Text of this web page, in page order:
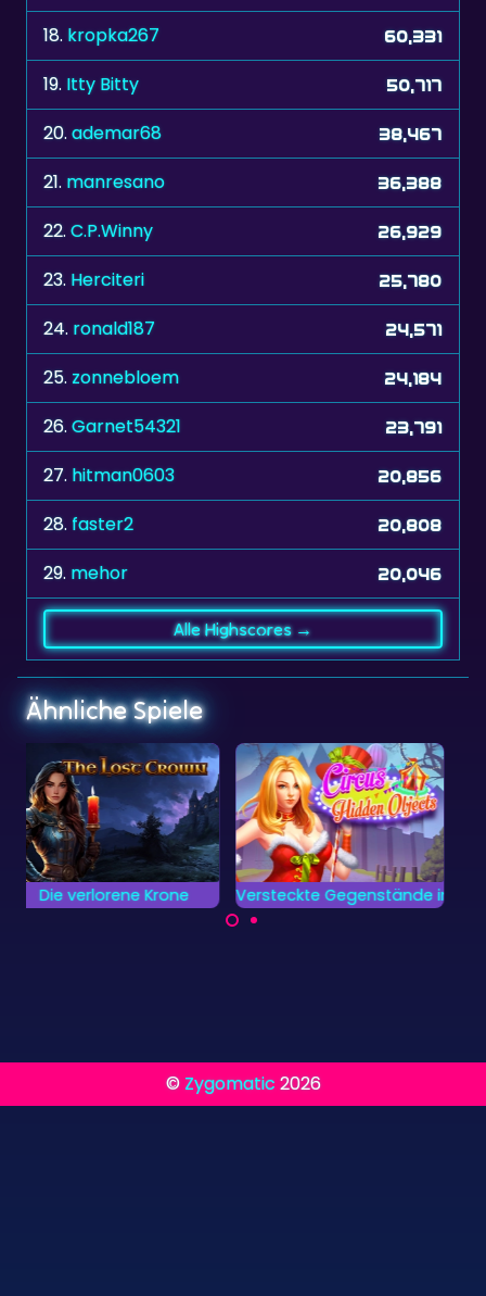
18. kropka267 60,331
19. Itty Bitty 50,717
20.ademar68 38,467
21. manresano 36,388
22.C.P.Winny 26,929
23. Herciteri 25,780
24. ronald187 24,571
25.zonnebloem 24,184
26.Garnet54321 23,791
27. hitman0603 20,856
28.faster2 20,808
29. mehor 20,046
Alle Highscores →
Ähnliche Spiele
Versteckte Gegenstände im Zirkus Weltstädte
© Zygomatic 2026